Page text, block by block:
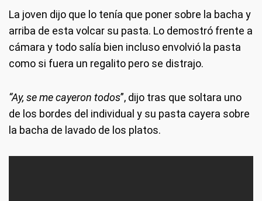
La joven dijo que lo tenía que poner sobre la bacha y
arriba de esta volcar su pasta. Lo demostró frente a
cámara y todo salía bien incluso envolvió la pasta
como si fuera un regalito pero se distrajo.
“Ay, se me cayeron todos”, dijo tras que soltara uno
de los bordes del individual y su pasta cayera sobre
la bacha de lavado de los platos.